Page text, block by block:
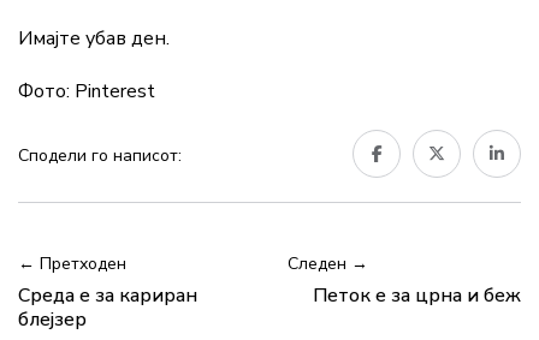
Имајте убав ден.
Фото: Pinterest
Сподели го написот:
← Претходен
Среда е за кариран
блејзер
Следен →
Петок е за црна и беж